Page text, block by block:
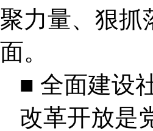
聚力量、狠抓
面。
■ 全面建设
改革开放是